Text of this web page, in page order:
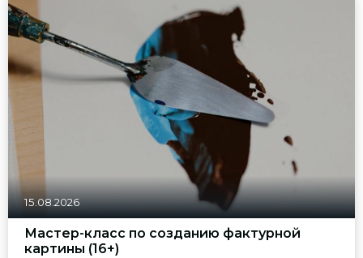
15.08.2026
Мастер-класс по созданию фактурной
картины (16+)